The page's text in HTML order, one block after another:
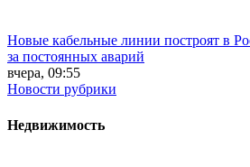
Новые кабельные линии построят в
за постоянных аварий
вчера, 09:55
Новости рубрики
Недвижимость